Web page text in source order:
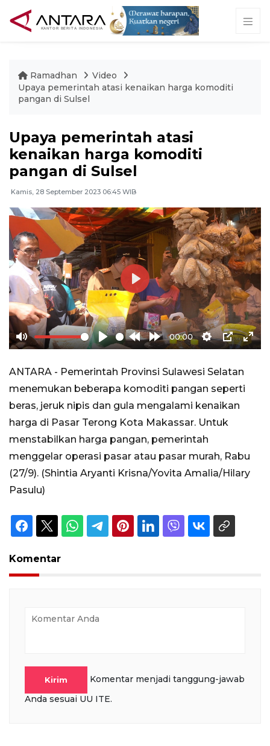
Ramadhan
Video
Upaya pemerintah atasi kenaikan harga komoditi
pangan di Sulsel
Upaya pemerintah atasi
kenaikan harga komoditi
pangan di Sulsel
Kamis, 28 September 2023 06:45 WIB
Mute Play
Rewind
10s
Forward
10s
00:00
Settings
PIP
Play
ANTARA - Pemerintah Provinsi Sulawesi Selatan
menemukan beberapa komoditi pangan seperti
beras, jeruk nipis dan gula mengalami kenaikan
harga di Pasar Terong Kota Makassar. Untuk
menstabilkan harga pangan, pemerintah
menggelar operasi pasar atau pasar murah, Rabu
(27/9). (Shintia Aryanti Krisna/Yovita Amalia/Hilary
Pasulu)
Komentar
Kirim
Komentar menjadi tanggung-jawab
Anda sesuai UU ITE.